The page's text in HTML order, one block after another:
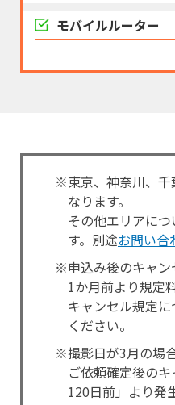
モバイルルーター
※東京、神奈川、千
なります。
その他エリアに
す。別途お問い合
※申込み後のキャン
1か月前より規定
キャンセル規定
ください。
※撮影日が3月の場
ご依頼確定後の
120日前」より発